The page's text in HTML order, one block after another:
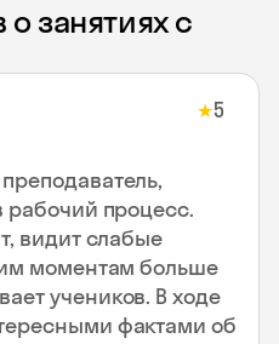
занятиях с
★5
рабочий процесс.
видит слабые
моментам больше
учеников. В ходе
фактами об